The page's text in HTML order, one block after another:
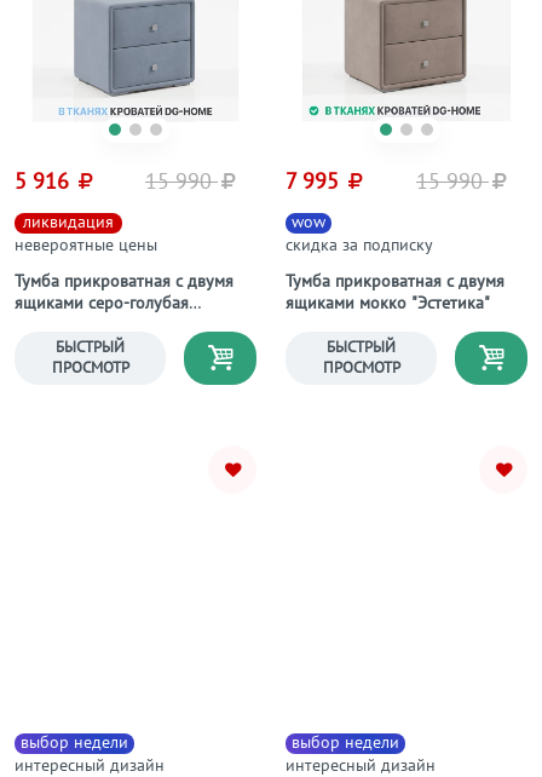
Тумба прикроватная с двумя
ящиками серо-голубая
ликвидация
невероятные цены
5 916 15 990
БЫСТРЫЙ
ПРОСМОТР
Тумба прикроватная с двумя
ящиками мокко "Эстетика"
wow
скидка за подписку
7 995 15 990
БЫСТРЫЙ
ПРОСМОТР
выбор недели
интересный дизайн
выбор недели
интересный дизайн